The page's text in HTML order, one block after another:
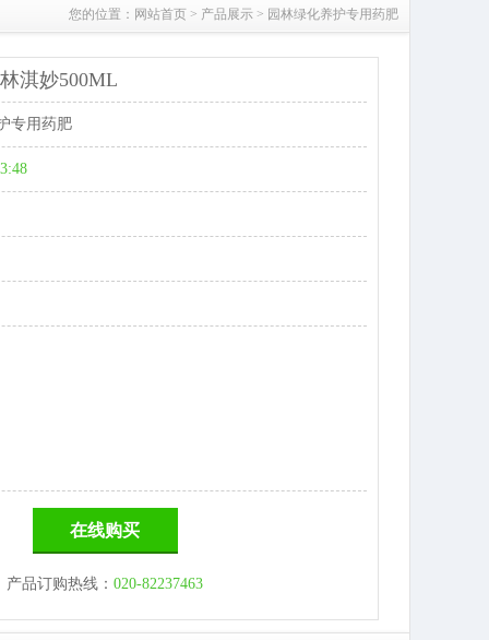
您的位置： 网站首页 > 产品展示 > 园林绿化养护专用药肥
淇妙500ML
专用药肥
在线购买
产品订购热线： 020-82237463